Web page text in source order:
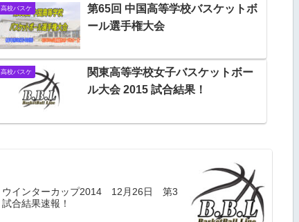
高校バスケ
第65回 中国高等学校バスケットボ
ール選手権大会
高校バスケ
関東高等学校女子バスケットボー
ル大会 2015 試合結果！
ウインターカップ2014 12月26日 第3
試合結果速報！